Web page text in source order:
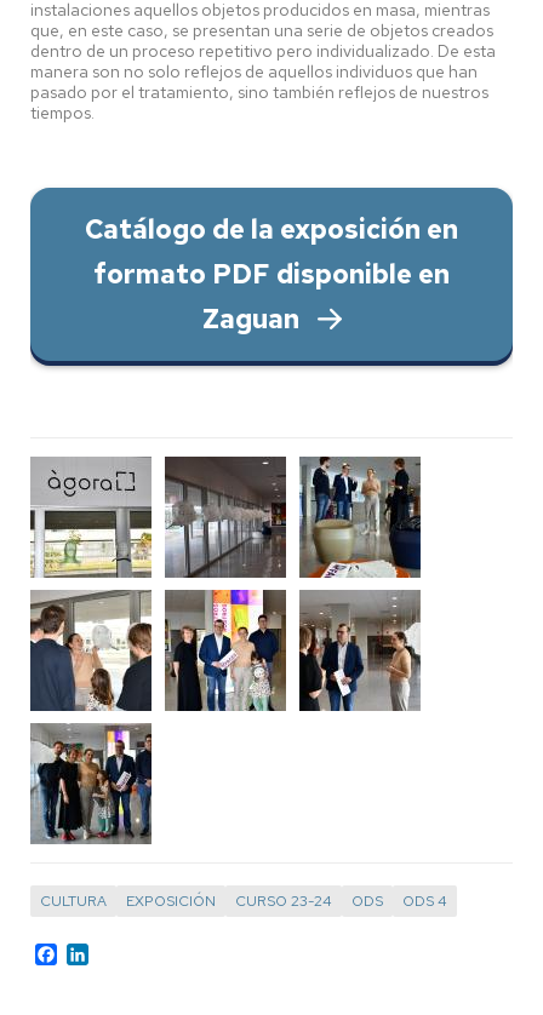
instalaciones aquellos objetos producidos en masa, mientras
que, en este caso, se presentan una serie de objetos creados
dentro de un proceso repetitivo pero individualizado. De esta
manera son no solo reflejos de aquellos individuos que han
pasado por el tratamiento, sino también reflejos de nuestros
tiempos.
Catálogo de la exposición en
formato PDF disponible en
Zaguan
CULTURA EXPOSICIÓN CURSO 23-24 ODS ODS 4
Facebook